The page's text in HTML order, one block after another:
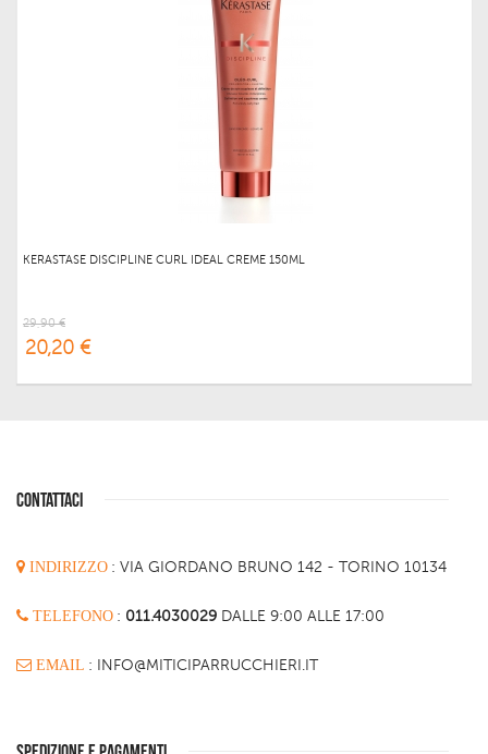
KERASTASE DISCIPLINE CURL IDEAL CREME 150ML
29,90 €
20,20 €
CONTATTACI
INDIRIZZO : VIA GIORDANO BRUNO 142 - TORINO 10134
TELEFONO : 011.4030029 DALLE 9:00 ALLE 17:00
EMAIL : INFO@MITICIPARRUCCHIERI.IT